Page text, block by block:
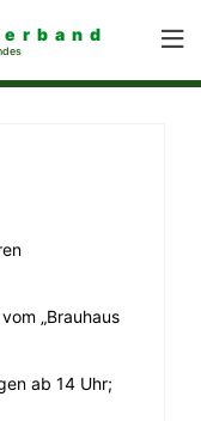
„Brauhaus
ab 14 Uhr;